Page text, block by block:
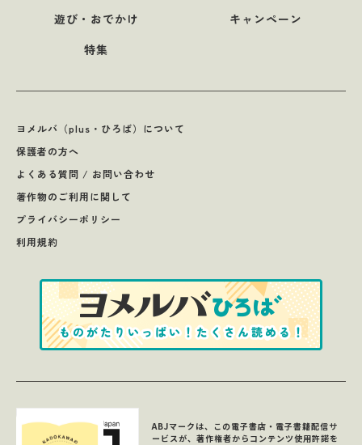
遊び・おでかけ
キャンペーン
特集
ヨメルバ（plus・ひろば）について
保護者の方へ
よくある質問 / お問い合わせ
著作物のご利用に関して
プライバシーポリシー
利用規約
ABJマークは、この電子書店・電子書籍配信サ
ービスが、著作権者からコンテンツ使用許諾を